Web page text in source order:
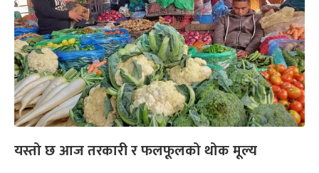
यस्तो छ आज तरकारी र फलफूलको थोक मूल्य